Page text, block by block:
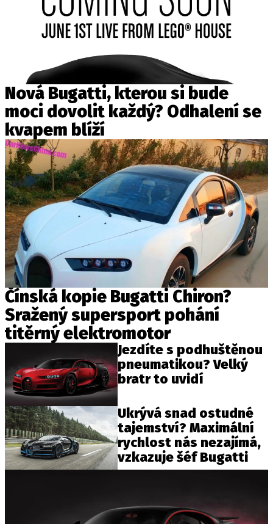
Nová Bugatti, kterou si bude
moci dovolit každý? Odhalení se
kvapem blíží
Čínská kopie Bugatti Chiron?
Sražený supersport pohání
titěrný elektromotor
Jezdíte s podhuštěnou
pneumatikou? Velký
bratr to uvidí
Ukrývá snad ostudné
tajemství? Maximální
rychlost nás nezajímá,
vzkazuje šéf Bugatti